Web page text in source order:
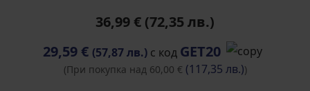
36,99 € (72,35 лв.)
29,59 € (57,87 лв.)с код GET20
(При покупка над 60,00 € (117,35 лв.))